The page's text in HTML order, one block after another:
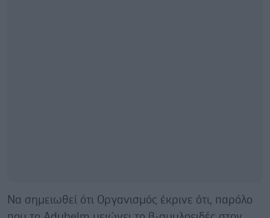
Να σημειωθεί ότι Οργανισμός έκρινε ότι, παρόλο